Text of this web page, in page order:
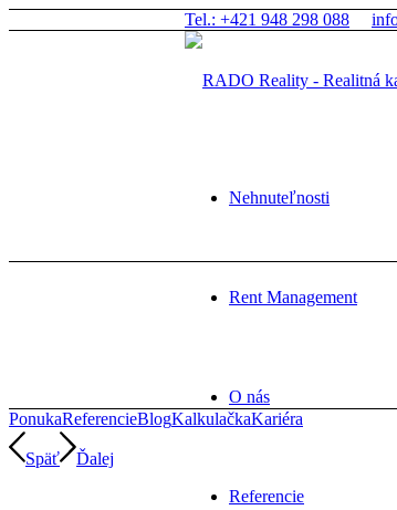
Tel.: +421 948 298 088
Nehnuteľnosti
Rent Management
O nás
Referencie
PonukaReferencieBlogKalkulačkaKariéra
Späť Ďalej